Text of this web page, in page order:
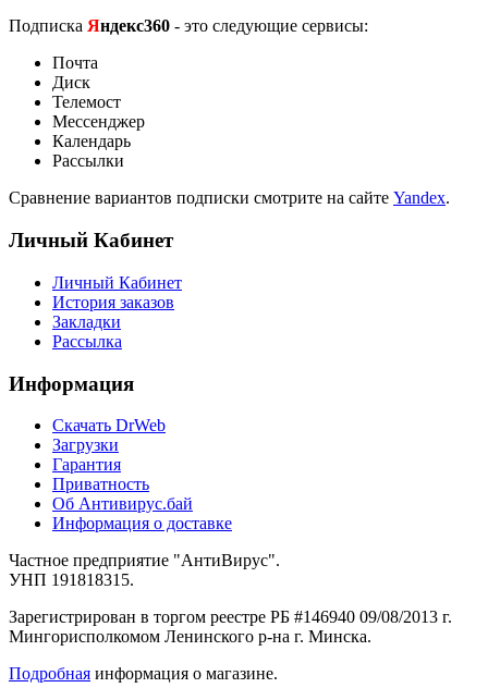
Подписка Яндекс360 - это следующие сервисы:
Почта
Диск
Телемост
Мессенджер
Календарь
Рассылки
Сравнение вариантов подписки смотрите на сайте Yandex.
Личный Кабинет
Личный Кабинет
История заказов
Закладки
Рассылка
Информация
Cкачать DrWeb
Загрузки
Гарантия
Приватность
Об Антивирус.бай
Информация о доставке
Частное предприятие "АнтиВирус".
УНП 191818315.
Зарегистрирован в торгом реестре РБ #146940 09/08/2013 г.
Мингорисполкомом Ленинского р-на г. Минска.
Подробная информация о магазине.